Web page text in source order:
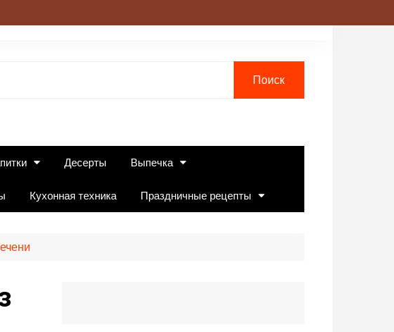
Десерты Выпечка
Кухонная техника Праздничные рецепты